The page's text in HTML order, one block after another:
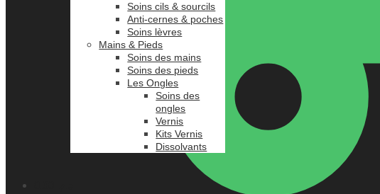
Soins cils & sourcils
Anti-cernes & poches
Soins lèvres
Mains & Pieds
Soins des mains
Soins des pieds
Les Ongles
Soins des
ongles
Vernis
Kits Vernis
Dissolvants